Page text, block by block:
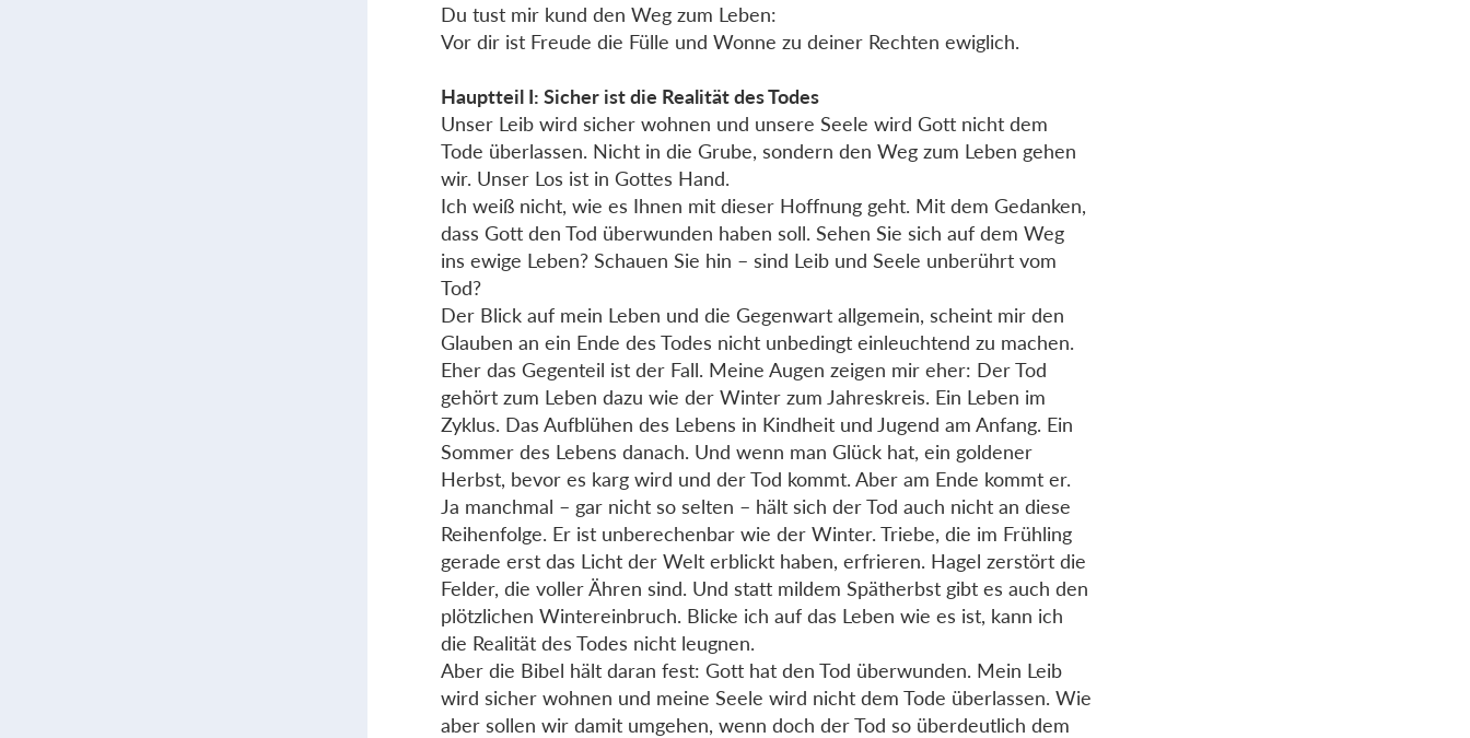
Du tust mir kund den Weg zum Leben:
Vor dir ist Freude die Fülle und Wonne zu deiner Rechten ewiglich.
Hauptteil I: Sicher ist die Realität des Todes
Unser Leib wird sicher wohnen und unsere Seele wird Gott nicht dem
Tode überlassen. Nicht in die Grube, sondern den Weg zum Leben gehen
wir. Unser Los ist in Gottes Hand.
Ich weiß nicht, wie es Ihnen mit dieser Hoffnung geht. Mit dem Gedanken,
dass Gott den Tod überwunden haben soll. Sehen Sie sich auf dem Weg
ins ewige Leben? Schauen Sie hin – sind Leib und Seele unberührt vom
Tod?
Der Blick auf mein Leben und die Gegenwart allgemein, scheint mir den
Glauben an ein Ende des Todes nicht unbedingt einleuchtend zu machen.
Eher das Gegenteil ist der Fall. Meine Augen zeigen mir eher: Der Tod
gehört zum Leben dazu wie der Winter zum Jahreskreis. Ein Leben im
Zyklus. Das Aufblühen des Lebens in Kindheit und Jugend am Anfang. Ein
Sommer des Lebens danach. Und wenn man Glück hat, ein goldener
Herbst, bevor es karg wird und der Tod kommt. Aber am Ende kommt er.
Ja manchmal – gar nicht so selten – hält sich der Tod auch nicht an diese
Reihenfolge. Er ist unberechenbar wie der Winter. Triebe, die im Frühling
gerade erst das Licht der Welt erblickt haben, erfrieren. Hagel zerstört die
Felder, die voller Ähren sind. Und statt mildem Spätherbst gibt es auch den
plötzlichen Wintereinbruch. Blicke ich auf das Leben wie es ist, kann ich
die Realität des Todes nicht leugnen.
Aber die Bibel hält daran fest: Gott hat den Tod überwunden. Mein Leib
wird sicher wohnen und meine Seele wird nicht dem Tode überlassen. Wie
aber sollen wir damit umgehen, wenn doch der Tod so überdeutlich dem